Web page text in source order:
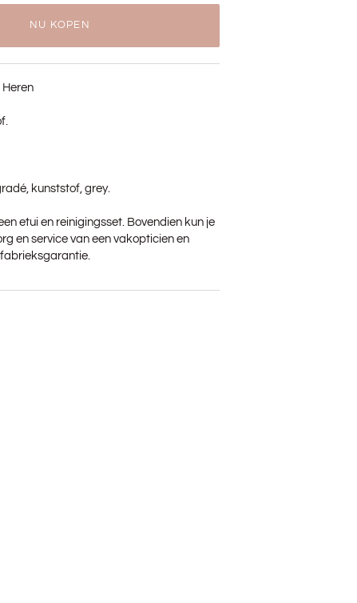
NU KOPEN
kunststof, grey.
etui en reinigingsset. Bovendien kun je
en service van een vakopticien en